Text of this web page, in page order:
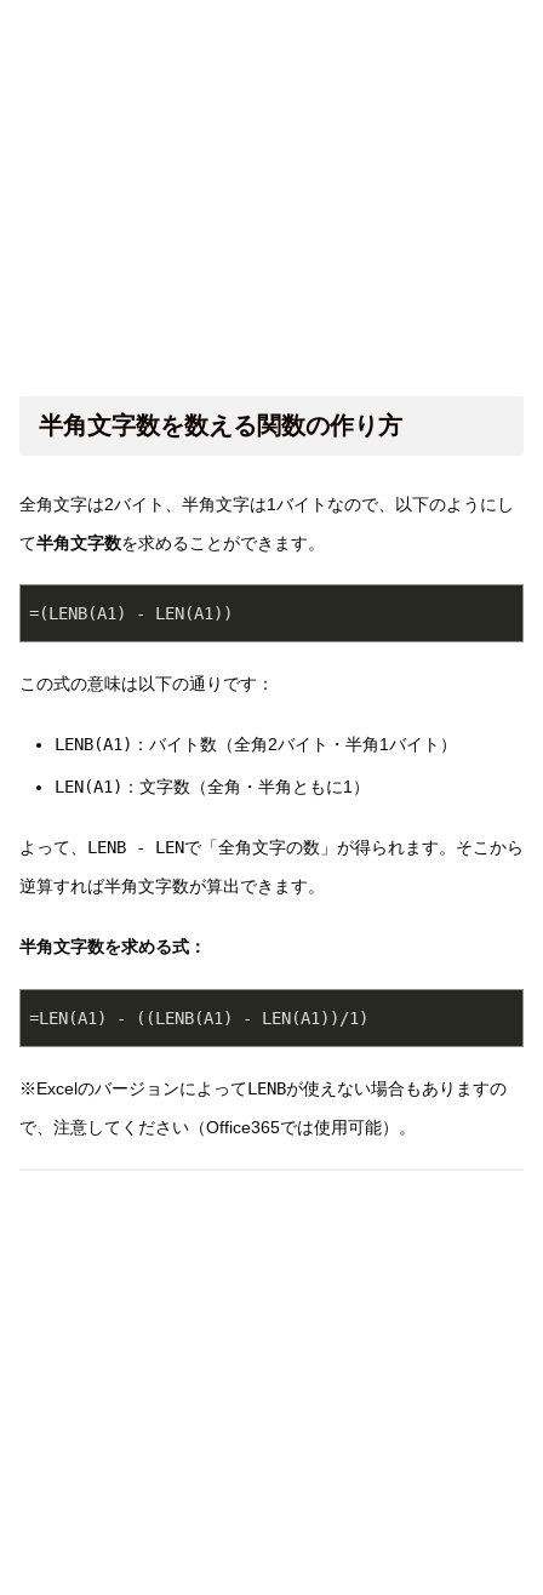
半角文字数を数える関数の作り方
全角文字は2バイト、半角文字は1バイトなので、以下のようにし
て半角文字数を求めることができます。
=(LENB(A1) - LEN(A1))
この式の意味は以下の通りです：
LENB(A1) ：バイト数（全角2バイト・半角1バイト）
LEN(A1) ：文字数（全角・半角ともに1）
よって、 LENB - LENで「全角文字の数」が得られます。そこから
逆算すれば半角文字数が算出できます。
半角文字数を求める式：
=LEN(A1) - ((LENB(A1) - LEN(A1))/1)
※ExcelのバージョンによってLENBが使えない場合もありますの
で、注意してください（Office365では使用可能）。